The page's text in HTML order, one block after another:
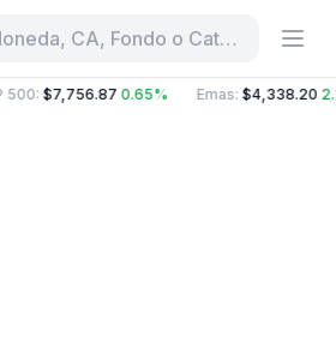
CA, Fondo o Categoría
500: $7,756.87 0.65% Emas: $4,338.20